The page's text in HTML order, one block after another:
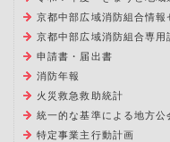
京都中部広域消防組合情
京都中部広域消防組合専用
申請書・届出書
消防年報
火災救急救助統計
統一的な基準による地方公
特定事業主行動計画